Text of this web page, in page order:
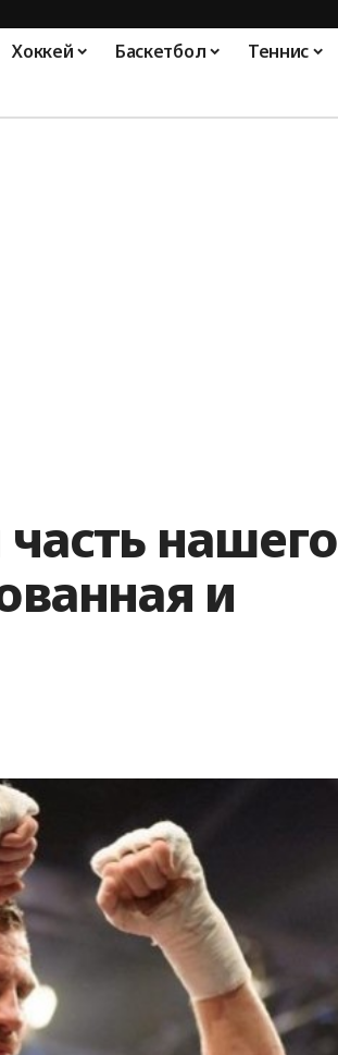
Хоккей Баскетбол Теннис
нашего
и